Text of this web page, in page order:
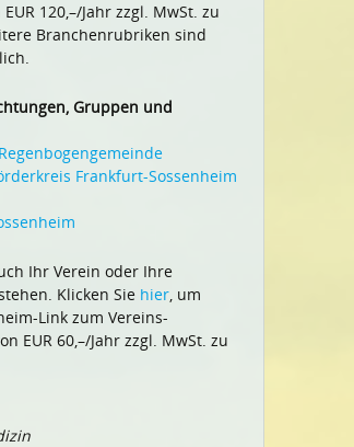
120,–/Jahr zzgl. MwSt. zu
Branchenrubriken sind
Gruppen und
Frankfurt-Sossenheim
Ihr Verein oder Ihre
Klicken Sie hier, um
Link zum Vereins-
EUR 60,–/Jahr zzgl. MwSt. zu